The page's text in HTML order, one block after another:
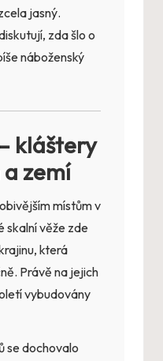
jasný.
zda šlo o
náboženský
kláštery
zemí
místům v
skalní věže zde
která
Právě na jejich
vybudovány
se dochovalo